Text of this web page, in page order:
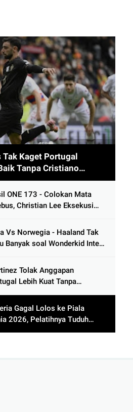
Tak Kaget Portugal
Tanpa Cristiano
9 Gol
ONE 173 - Colokan Mata
Christian Lee Eksekusi
Vs Norwegia - Haaland Tak
Banyak soal Wonderkid Inter
Tolak Anggapan
Lebih Kuat Tanpa
Thailand
Gagal Lolos ke Piala
2026, Pelatihnya Tuduh
Pakai Dukun